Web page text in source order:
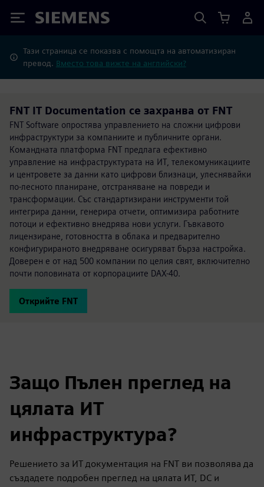
Siemens
Тази страница се показва с помощта на автоматизиран
превод. Вместо това вижте на английски?
FNT IT Documentation се захранва от FNT
FNT Software опростява управлението на сложни цифрови
инфраструктури за компаниите и публичните органи.
Командната платформа FNT предлага ефективно
управление на инфраструктурата на ИТ, телекомуникациите
и центровете за данни като цифрови близнаци, улеснявайки
по-лесното планиране, отстраняване на повреди и
трансформации. Със стандартизирани инструменти той
интегрира данни, генерира отчети, оптимизира работните
потоци и ефективно внедрява нови услуги. Гъвкавото
лицензиране, готовността в облака и предварително
конфигурираното внедряване осигуряват бърза настройка.
Доверен е от над 500 компании по целия свят, включително
почти половината от корпорациите DAX-40.
Открийте FNT
Защо Пълен преглед на
цялата ИТ
инфраструктура?
Решението за ИТ документация на FNT ви позволява да
създадете подробен преглед на цялата ИТ, DC и